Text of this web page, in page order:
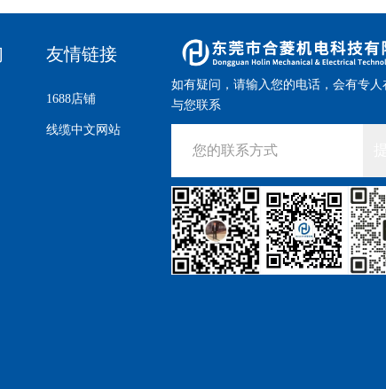
友情链接
1688店铺
线缆中文网站
如有疑问，请输入您的电话，会有专人
与您联系